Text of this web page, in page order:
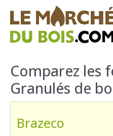
CHAUFFAGE AU BOIS
FAQ
Comparez les
Granulés de
Brazeco